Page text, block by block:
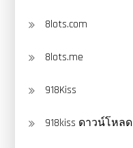
8lots.com
8lots.me
918Kiss
918kiss ดาวน์โหลด